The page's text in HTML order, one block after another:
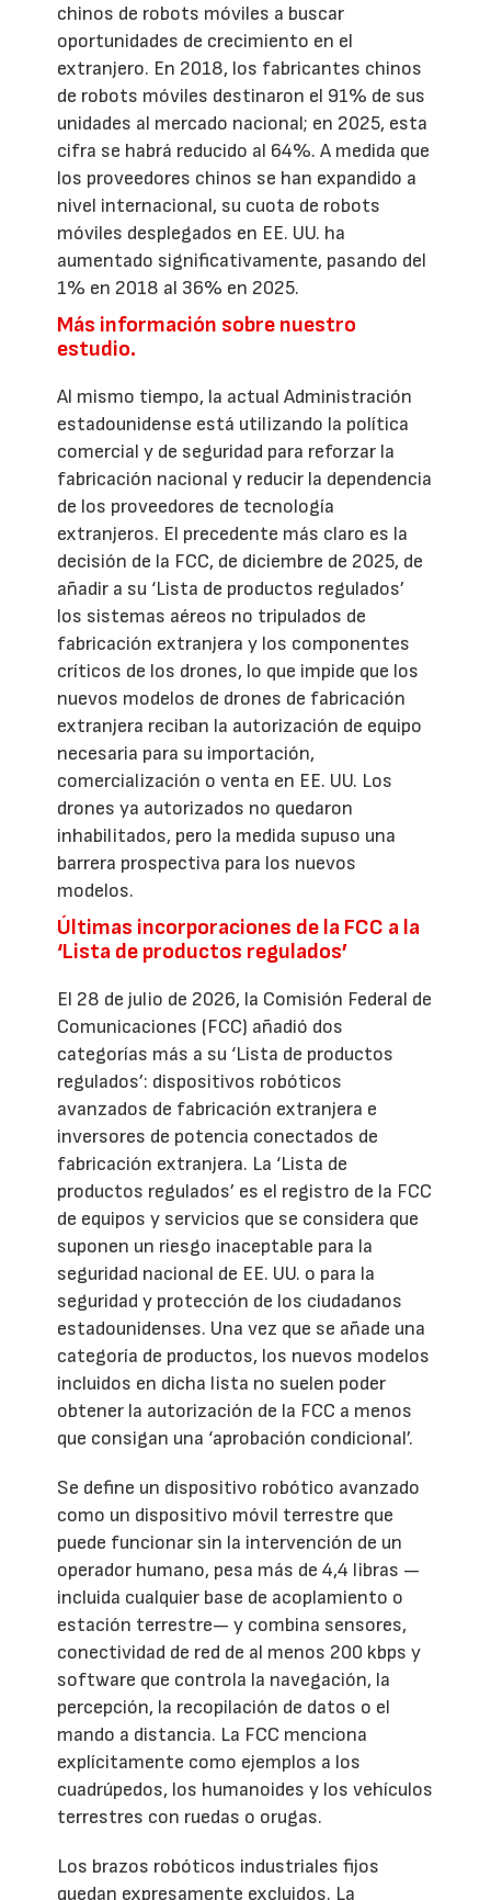
chinos de robots móviles a buscar
oportunidades de crecimiento en el
extranjero. En 2018, los fabricantes chinos
de robots móviles destinaron el 91% de sus
unidades al mercado nacional; en 2025, esta
cifra se habrá reducido al 64%. A medida que
los proveedores chinos se han expandido a
nivel internacional, su cuota de robots
móviles desplegados en EE. UU. ha
aumentado significativamente, pasando del
1% en 2018 al 36% en 2025.
Más información sobre nuestro
estudio.
Al mismo tiempo, la actual Administración
estadounidense está utilizando la política
comercial y de seguridad para reforzar la
fabricación nacional y reducir la dependencia
de los proveedores de tecnología
extranjeros. El precedente más claro es la
decisión de la FCC, de diciembre de 2025, de
añadir a su ‘Lista de productos regulados’
los sistemas aéreos no tripulados de
fabricación extranjera y los componentes
críticos de los drones, lo que impide que los
nuevos modelos de drones de fabricación
extranjera reciban la autorización de equipo
necesaria para su importación,
comercialización o venta en EE. UU. Los
drones ya autorizados no quedaron
inhabilitados, pero la medida supuso una
barrera prospectiva para los nuevos
modelos.
Últimas incorporaciones de la FCC a la
‘Lista de productos regulados’
El 28 de julio de 2026, la Comisión Federal de
Comunicaciones (FCC) añadió dos
categorías más a su ‘Lista de productos
regulados’: dispositivos robóticos
avanzados de fabricación extranjera e
inversores de potencia conectados de
fabricación extranjera. La ‘Lista de
productos regulados’ es el registro de la FCC
de equipos y servicios que se considera que
suponen un riesgo inaceptable para la
seguridad nacional de EE. UU. o para la
seguridad y protección de los ciudadanos
estadounidenses. Una vez que se añade una
categoría de productos, los nuevos modelos
incluidos en dicha lista no suelen poder
obtener la autorización de la FCC a menos
que consigan una ‘aprobación condicional’.
Se define un dispositivo robótico avanzado
como un dispositivo móvil terrestre que
puede funcionar sin la intervención de un
operador humano, pesa más de 4,4 libras —
incluida cualquier base de acoplamiento o
estación terrestre— y combina sensores,
conectividad de red de al menos 200 kbps y
software que controla la navegación, la
percepción, la recopilación de datos o el
mando a distancia. La FCC menciona
explícitamente como ejemplos a los
cuadrúpedos, los humanoides y los vehículos
terrestres con ruedas o orugas.
Los brazos robóticos industriales fijos
quedan expresamente excluidos. La